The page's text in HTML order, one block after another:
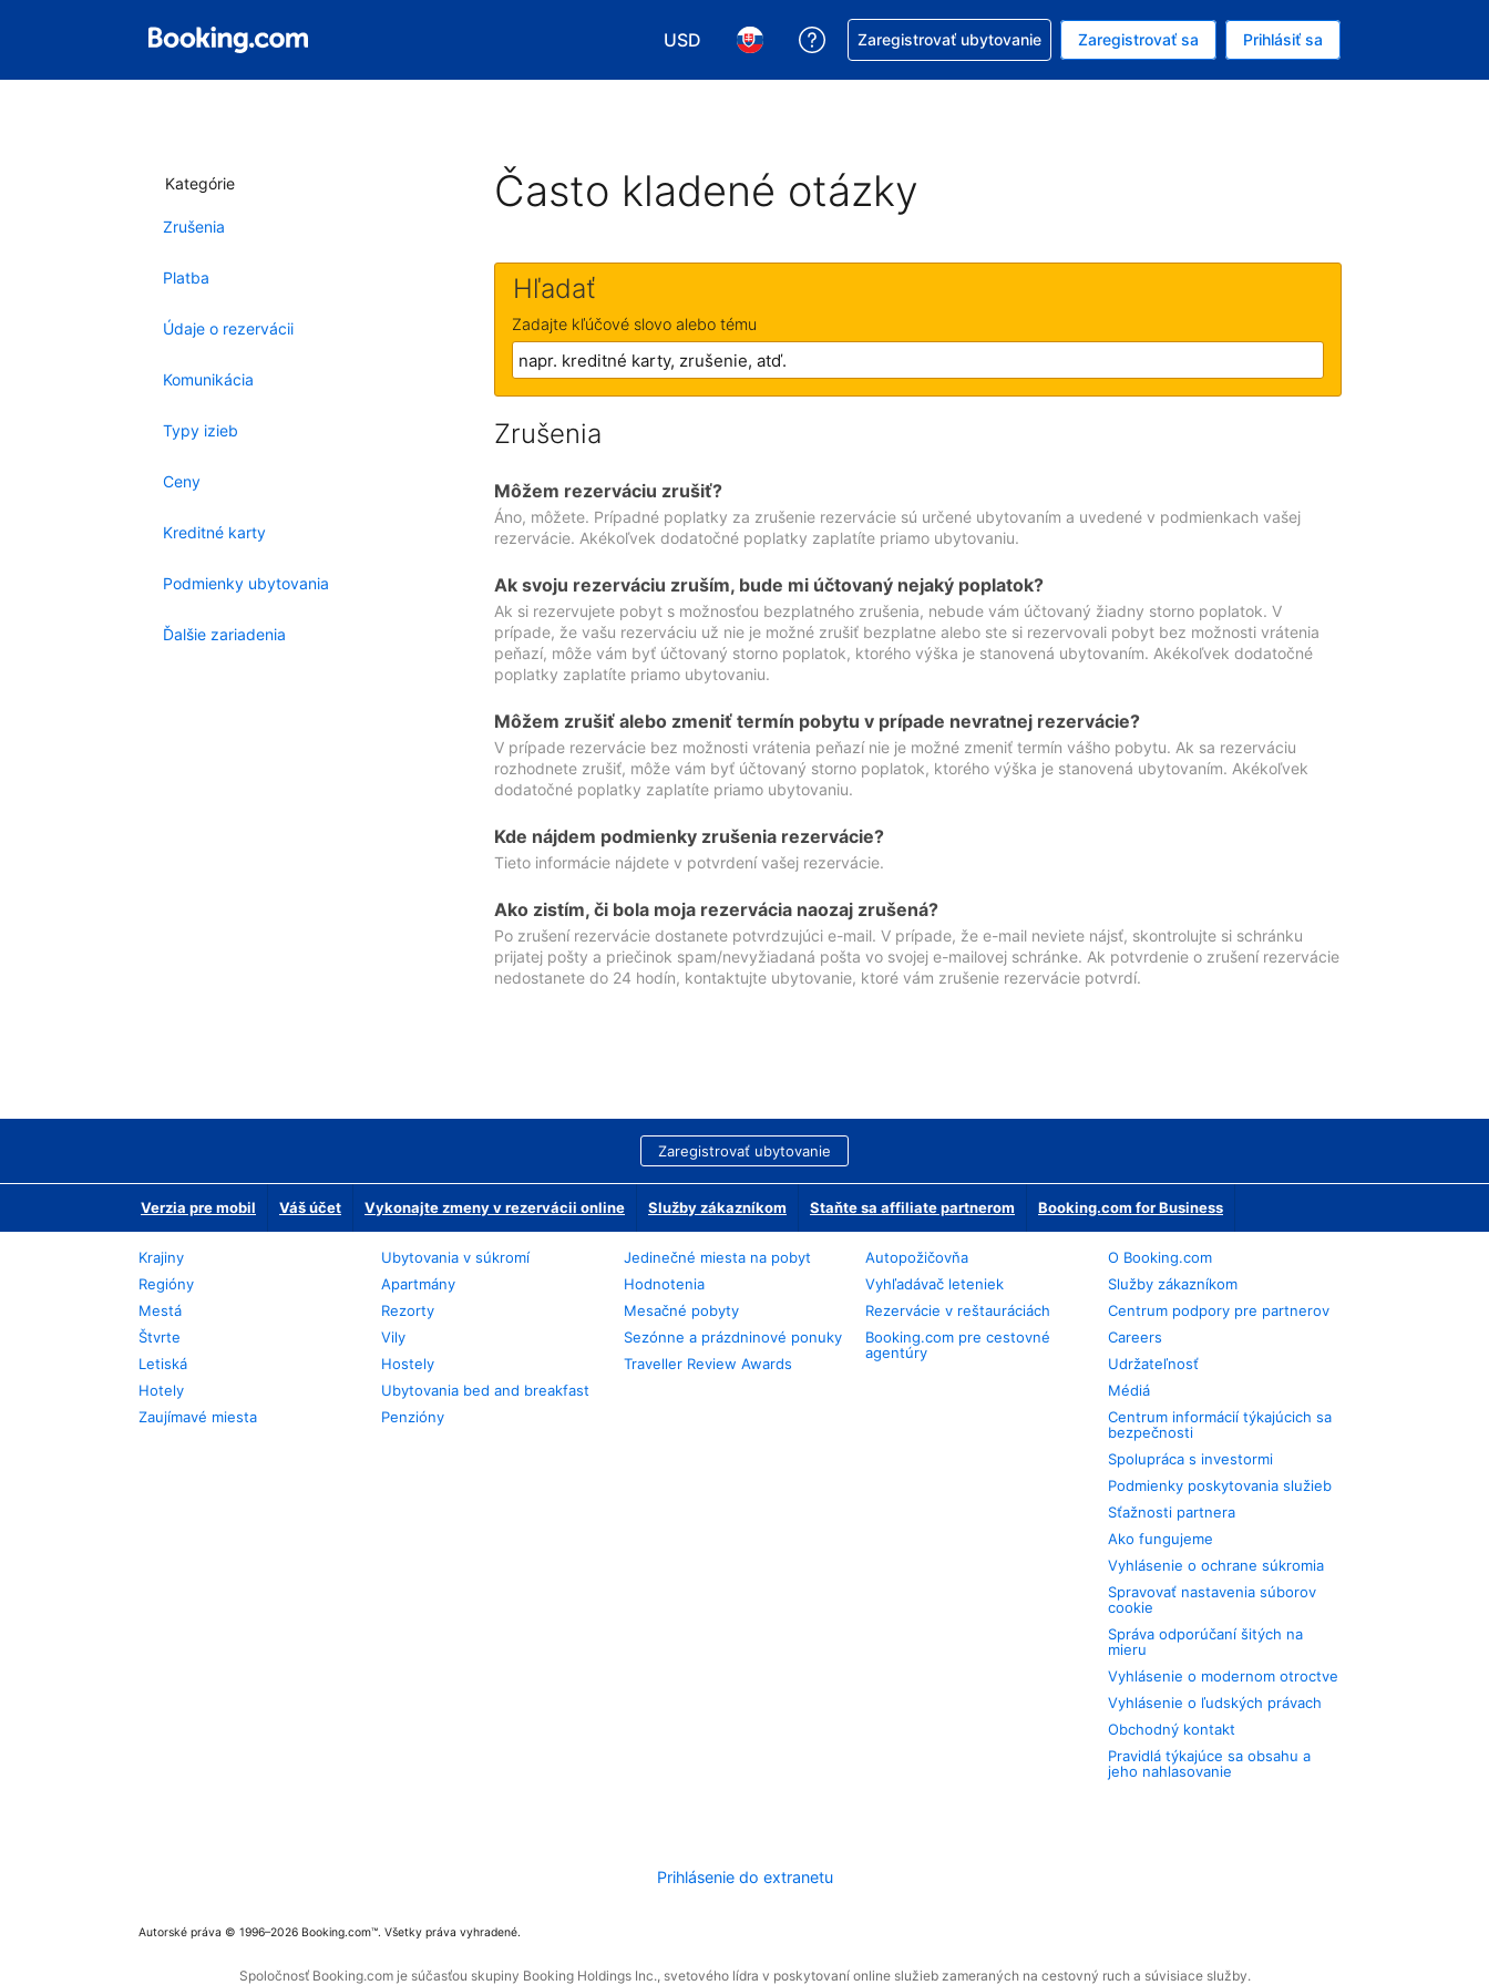
USD
Vybrať menu. Momentálne máte zvolenú menu Americký dolár
Vybrať jazyk. Momentálne máte zvolený jazyk V slovenčine
Získajte pomoc s rezerváciou
Zaregistrovať ubytovanie Zaregistrovať sa Prihlásiť sa
Kategórie
Zrušenia
Platba
Údaje o rezervácii
Komunikácia
Typy izieb
Ceny
Kreditné karty
Podmienky ubytovania
Ďalšie zariadenia
Často kladené otázky
Hľadať
Zadajte kľúčové slovo alebo tému
Zrušenia
Môžem rezerváciu zrušiť?
Áno, môžete. Prípadné poplatky za zrušenie rezervácie sú určené ubytovaním a uvedené v podmienkach vašej
rezervácie. Akékoľvek dodatočné poplatky zaplatíte priamo ubytovaniu.
Ak svoju rezerváciu zruším, bude mi účtovaný nejaký poplatok?
Ak si rezervujete pobyt s možnosťou bezplatného zrušenia, nebude vám účtovaný žiadny storno poplatok. V
prípade, že vašu rezerváciu už nie je možné zrušiť bezplatne alebo ste si rezervovali pobyt bez možnosti vrátenia
peňazí, môže vám byť účtovaný storno poplatok, ktorého výška je stanovená ubytovaním. Akékoľvek dodatočné
poplatky zaplatíte priamo ubytovaniu.
Môžem zrušiť alebo zmeniť termín pobytu v prípade nevratnej rezervácie?
V prípade rezervácie bez možnosti vrátenia peňazí nie je možné zmeniť termín vášho pobytu. Ak sa rezerváciu
rozhodnete zrušiť, môže vám byť účtovaný storno poplatok, ktorého výška je stanovená ubytovaním. Akékoľvek
dodatočné poplatky zaplatíte priamo ubytovaniu.
Kde nájdem podmienky zrušenia rezervácie?
Tieto informácie nájdete v potvrdení vašej rezervácie.
Ako zistím, či bola moja rezervácia naozaj zrušená?
Po zrušení rezervácie dostanete potvrdzujúci e-mail. V prípade, že e-mail neviete nájsť, skontrolujte si schránku
prijatej pošty a priečinok spam/nevyžiadaná pošta vo svojej e-mailovej schránke. Ak potvrdenie o zrušení rezervácie
nedostanete do 24 hodín, kontaktujte ubytovanie, ktoré vám zrušenie rezervácie potvrdí.
Zaregistrovať ubytovanie
Verzia pre mobil Váš účet Vykonajte zmeny v rezervácii online Služby zákazníkom Staňte sa affiliate partnerom Booking.com for Business
Krajiny
Regióny
Mestá
Štvrte
Letiská
Hotely
Zaujímavé miesta
Ubytovania v súkromí
Apartmány
Rezorty
Vily
Hostely
Ubytovania bed and breakfast
Penzióny
Jedinečné miesta na pobyt
Hodnotenia
Mesačné pobyty
Sezónne a prázdninové ponuky
Traveller Review Awards
Autopožičovňa
Vyhľadávač leteniek
Rezervácie v reštauráciách
Booking.com pre cestovné
agentúry
O Booking.com
Služby zákazníkom
Centrum podpory pre partnerov
Careers
Udržateľnosť
Médiá
Centrum informácií týkajúcich sa
bezpečnosti
Spolupráca s investormi
Podmienky poskytovania služieb
Sťažnosti partnera
Ako fungujeme
Vyhlásenie o ochrane súkromia
Spravovať nastavenia súborov
cookie
Správa odporúčaní šitých na
mieru
Vyhlásenie o modernom otroctve
Vyhlásenie o ľudských právach
Obchodný kontakt
Pravidlá týkajúce sa obsahu a
jeho nahlasovanie
Prihlásenie do extranetu
Autorské práva © 1996–2026 Booking.com™. Všetky práva vyhradené.
Spoločnosť Booking.com je súčasťou skupiny Booking Holdings Inc., svetového lídra v poskytovaní online služieb zameraných na cestovný ruch a súvisiace služby.